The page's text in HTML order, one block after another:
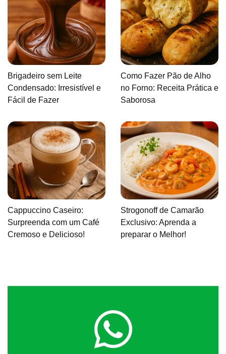
Brigadeiro sem Leite
Condensado: Irresistível e
Fácil de Fazer
Como Fazer Pão de Alho
no Forno: Receita Prática e
Saborosa
Cappuccino Caseiro:
Surpreenda com um Café
Cremoso e Delicioso!
Strogonoff de Camarão
Exclusivo: Aprenda a
preparar o Melhor!
Clique aqui